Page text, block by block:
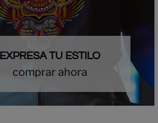
EXPRESA TU ESTILO
comprar ahora